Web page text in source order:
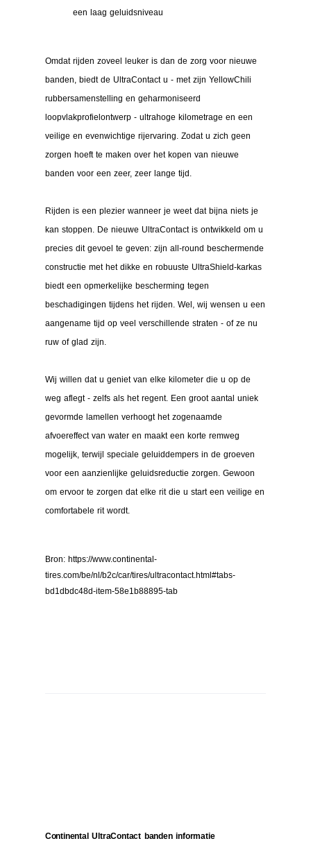
een laag geluidsniveau
Omdat rijden zoveel leuker is dan de zorg voor nieuwe
banden, biedt de UltraContact u - met zijn YellowChili
rubbersamenstelling en geharmoniseerd
loopvlakprofielontwerp - ultrahoge kilometrage en een
veilige en evenwichtige rijervaring. Zodat u zich geen
zorgen hoeft te maken over het kopen van nieuwe
banden voor een zeer, zeer lange tijd.
Rijden is een plezier wanneer je weet dat bijna niets je
kan stoppen. De nieuwe UltraContact is ontwikkeld om u
precies dit gevoel te geven: zijn all-round beschermende
constructie met het dikke en robuuste UltraShield-karkas
biedt een opmerkelijke bescherming tegen
beschadigingen tijdens het rijden. Wel, wij wensen u een
aangename tijd op veel verschillende straten - of ze nu
ruw of glad zijn.
Wij willen dat u geniet van elke kilometer die u op de
weg aflegt - zelfs als het regent. Een groot aantal uniek
gevormde lamellen verhoogt het zogenaamde
afvoereffect van water en maakt een korte remweg
mogelijk, terwijl speciale geluiddempers in de groeven
voor een aanzienlijke geluidsreductie zorgen. Gewoon
om ervoor te zorgen dat elke rit die u start een veilige en
comfortabele rit wordt.
Bron: https://www.continental-
tires.com/be/nl/b2c/car/tires/ultracontact.html#tabs-
bd1dbdc48d-item-58e1b88895-tab
Continental UltraContact banden informatie